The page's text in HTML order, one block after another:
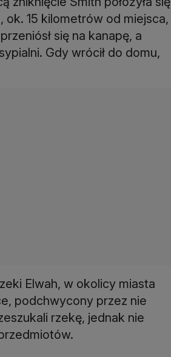
ok. 15 kilometrów od miejsca,
się na kanapę, a
Gdy wrócił do domu,
Elwah, w okolicy miasta
podchwycony przez nie
rzekę, jednak nie